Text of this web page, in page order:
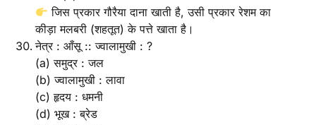
जिस प्रकार गौरैया दाना खाती है, उसी प्रकार रेशम का
कीड़ा मलबरी (शहतूत) के पत्ते खाता है।
नेत्र : आँसू :: ज्वालामुखी : ?
(a) समुद्र : जल
(b) ज्वालामुखी : लावा
(c) हृदय : धमनी
(d) भूख : ब्रेड